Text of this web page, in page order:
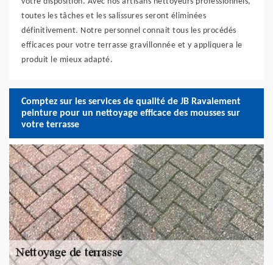
toutes les tâches et les salissures seront éliminées
définitivement. Notre personnel connait tous les procédés
efficaces pour votre terrasse gravillonnée et y appliquera le
produit le mieux adapté.
Comptez sur les services de qualité de JB Ravalement
peinture pour un nettoyage efficace des mousses sur
votre terrasse